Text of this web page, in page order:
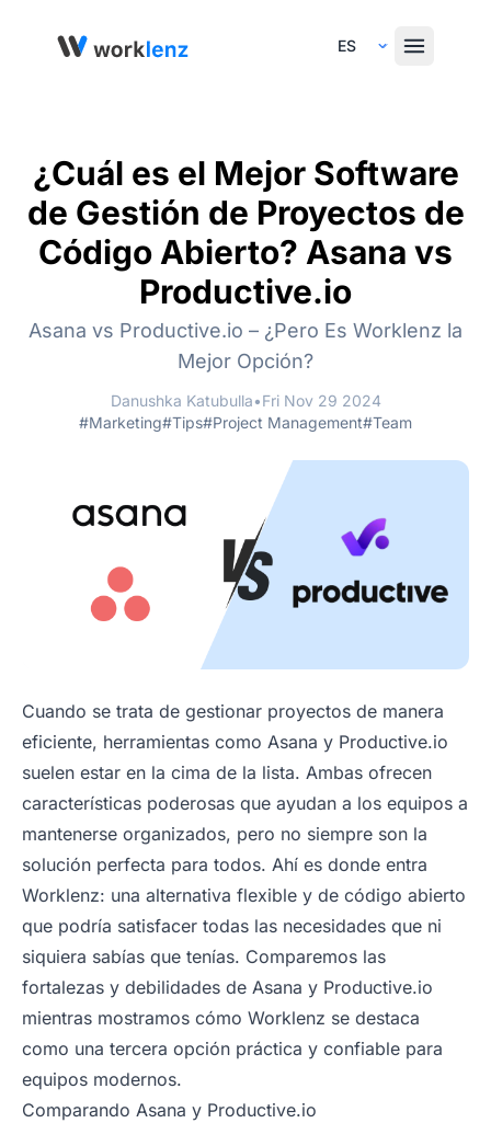
Select Language
¿Cuál es el Mejor Software
de Gestión de Proyectos de
Código Abierto? Asana vs
Productive.io
Asana vs Productive.io – ¿Pero Es Worklenz la
Mejor Opción?
Danushka Katubulla•Fri Nov 29 2024
#Marketing#Tips#Project Management#Team
Cuando se trata de gestionar proyectos de manera
eficiente, herramientas como Asana y Productive.io
suelen estar en la cima de la lista. Ambas ofrecen
características poderosas que ayudan a los equipos a
mantenerse organizados, pero no siempre son la
solución perfecta para todos. Ahí es donde entra
Worklenz: una alternativa flexible y de código abierto
que podría satisfacer todas las necesidades que ni
siquiera sabías que tenías. Comparemos las
fortalezas y debilidades de Asana y Productive.io
mientras mostramos cómo Worklenz se destaca
como una tercera opción práctica y confiable para
equipos modernos.
Comparando Asana y Productive.io